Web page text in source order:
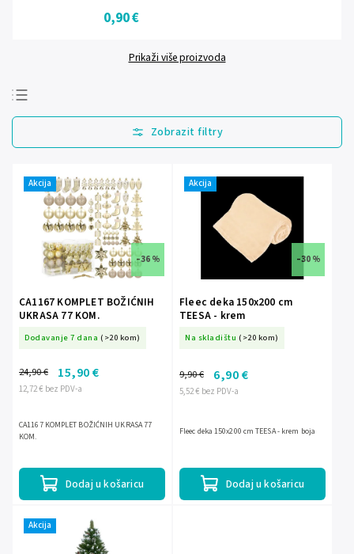
0,90 €
Prikaži više proizvoda
Najprodavanije
Najjeftinije
Abecedno
Akcija
–36 %
CA1167 KOMPLET BOŽIĆNIH
UKRASA 77 KOM.
Dodavanje 7 dana (>20 kom)
12,72 € bez PDV-a
24,90 € 15,90 €
Dodaj u košaricu
CA1167 KOMPLET BOŽIĆNIH UKRASA 77
KOM.
Akcija
–30 %
Fleec deka 150x200 cm
TEESA - krem
Na skladištu (>20 kom)
5,52 € bez PDV-a
9,90 € 6,90 €
Dodaj u košaricu
Fleec deka 150x200 cm TEESA - krem boja
Akcija